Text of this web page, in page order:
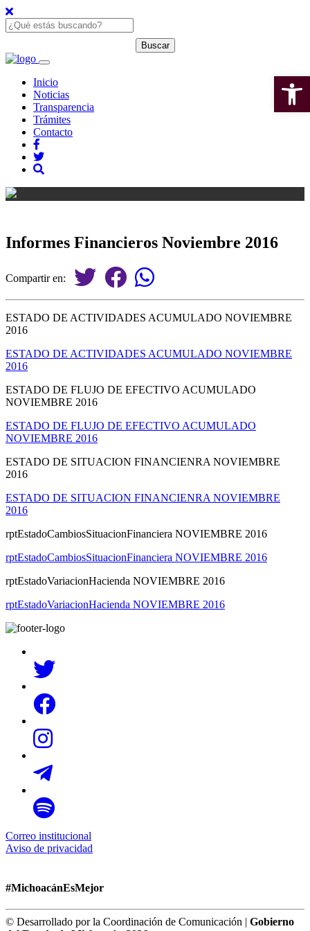
Inicio
Noticias
Transparencia
Trámites
Contacto
Informes Financieros Noviembre 2016
Compartir en:
ESTADO DE ACTIVIDADES ACUMULADO NOVIEMBRE
2016
ESTADO DE ACTIVIDADES ACUMULADO NOVIEMBRE
2016
ESTADO DE FLUJO DE EFECTIVO ACUMULADO
NOVIEMBRE 2016
ESTADO DE FLUJO DE EFECTIVO ACUMULADO
NOVIEMBRE 2016
ESTADO DE SITUACION FINANCIENRA NOVIEMBRE
2016
ESTADO DE SITUACION FINANCIENRA NOVIEMBRE
2016
rptEstadoCambiosSituacionFinanciera NOVIEMBRE 2016
rptEstadoCambiosSituacionFinanciera NOVIEMBRE 2016
rptEstadoVariacionHacienda NOVIEMBRE 2016
rptEstadoVariacionHacienda NOVIEMBRE 2016
Correo institucional
Aviso de privacidad
#MichoacánEsMejor
© Desarrollado por la Coordinación de Comunicación | Gobierno